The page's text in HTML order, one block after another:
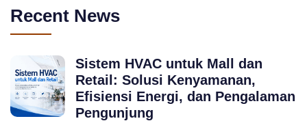
Recent News
Sistem HVAC untuk Mall dan
Retail: Solusi Kenyamanan,
Efisiensi Energi, dan Pengalaman
Pengunjung